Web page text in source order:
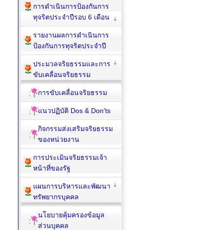
การดำเนินการป้องกันการ
ทุจริตประจำปีรอบ 6 เดือน
รายงานผลการดำเนินการ
ป้องกันการทุจริตประจำปี
ประมวลจริยธรรมและการ
ขับเคลื่อนจริยธรรม
การขับเคลื่อนจริยธรรม
แนวปฏิบัติ Dos & Don'ts
กิจกรรมส่งเสริมจริยธรรม
ของหน่วยงาน
การประเมินจริยธรรมเจ้า
หน้าที่ของรัฐ
แผนการบริหารและพัฒนา
ทรัพยากรบุคคล
นโยบายคุ้มครองข้อมูล
ส่วนบุคคล